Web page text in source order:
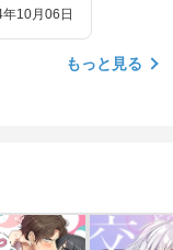
10月06日
もっと見る